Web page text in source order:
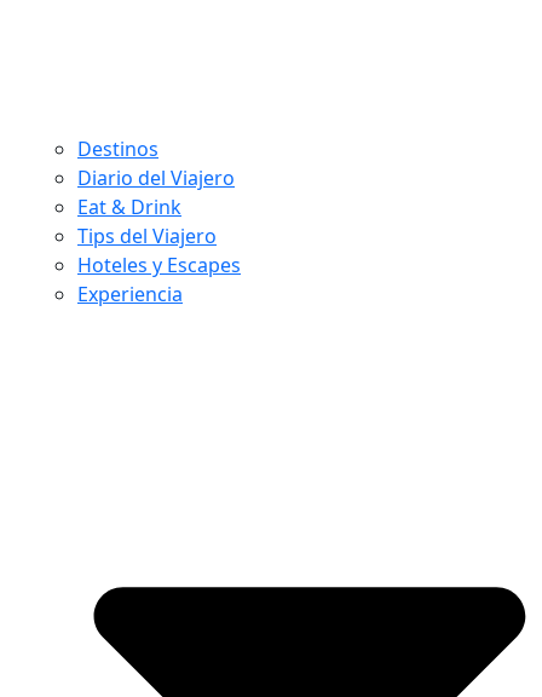
Destinos
Diario del Viajero
Eat & Drink
Tips del Viajero
Hoteles y Escapes
Experiencia